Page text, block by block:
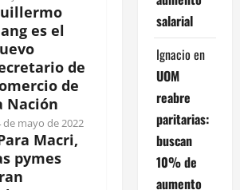
es el
de
de
Nación
de mayo de 2022
Macri,
pymes
salarial
Ignacio en
UOM
reabre
paritarias:
buscan
10% de
aumento